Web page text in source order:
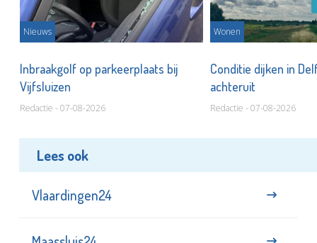
Nieuws
Inbraakgolf op parkeerplaats bij
Vijfsluizen
Redactie - 07-08-2026
Wonen
Conditie dijken in
achteruit
Redactie - 07-08-2026
Lees ook
Vlaardingen24